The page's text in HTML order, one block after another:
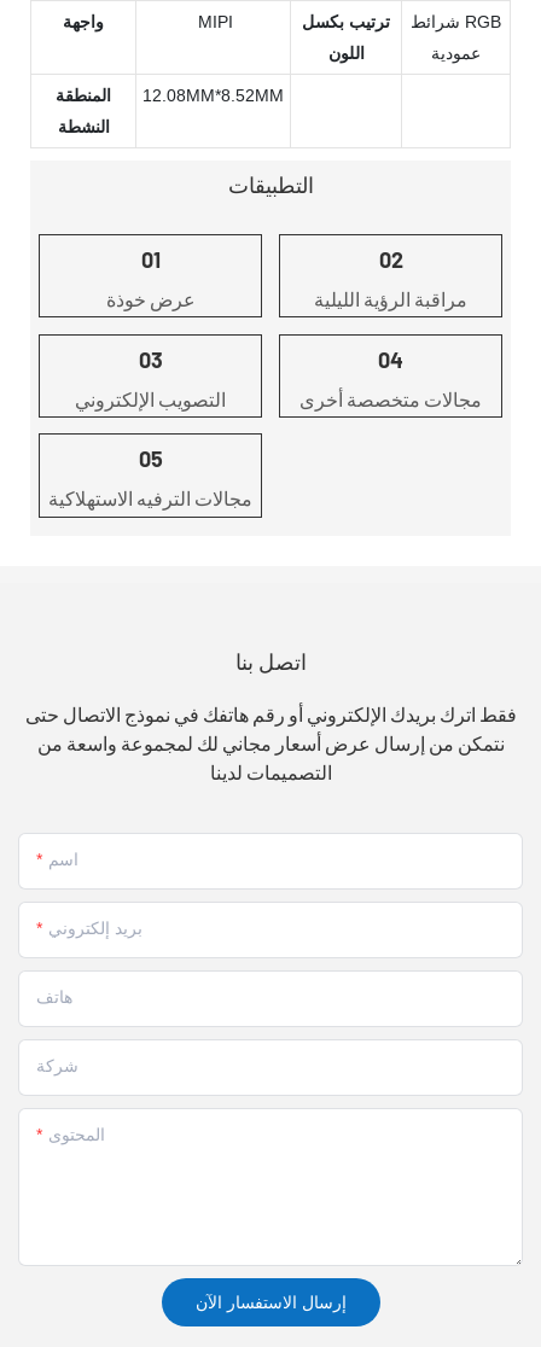
واجهة MIPI
ترتيب بكسل
اللون
شرائط RGB
عمودية
المنطقة
النشطة
12.08MM*8.52MM
التطبيقات
01
عرض خوذة
02
مراقبة الرؤية الليلية
03
التصويب الإلكتروني
04
مجالات متخصصة أخرى
05
مجالات الترفيه الاستهلاكية
اتصل بنا
فقط اترك بريدك الإلكتروني أو رقم هاتفك في نموذج الاتصال حتى
نتمكن من إرسال عرض أسعار مجاني لك لمجموعة واسعة من
التصميمات لدينا
اسم
بريد إلكتروني
هاتف
شركة
المحتوى
إرسال الاستفسار الآن